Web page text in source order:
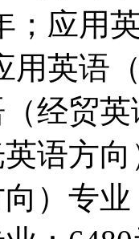
；应用
用英语
经贸
语方
向）专